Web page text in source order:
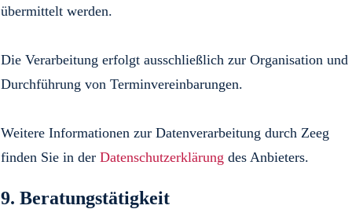
übermittelt werden.
Die Verarbeitung erfolgt ausschließlich zur Organisation und
Durchführung von Terminvereinbarungen.
Weitere Informationen zur Datenverarbeitung durch Zeeg
finden Sie in der Datenschutzerklärung des Anbieters.
9. Beratungstätigkeit